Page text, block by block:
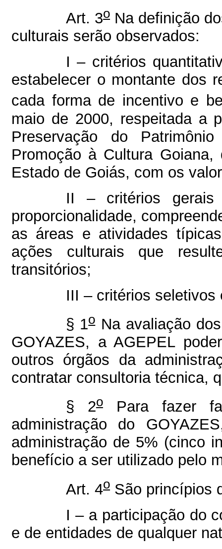
Art. 3o Na definição
culturais serão observados:
I – critérios
estabelecer o montante dos
cada forma de incentivo e
maio de 2000, respeitada a
Preservação do
Promoção à Cultura
Estado de Goiás, com os
II – critérios gerais
proporcionalidade,
as áreas e atividades
ações culturais que
transitórios;
III – critérios
§ 1oNa avaliação
GOYAZES, a AGEPEL
outros órgãos da
contratar consultoria técnica,
§ 2oPara fazer
administração do
administração de 5% (cinco
benefício a ser utilizado pelo
Art. 4o São princípios
I – a participação do
e de entidades de qualquer